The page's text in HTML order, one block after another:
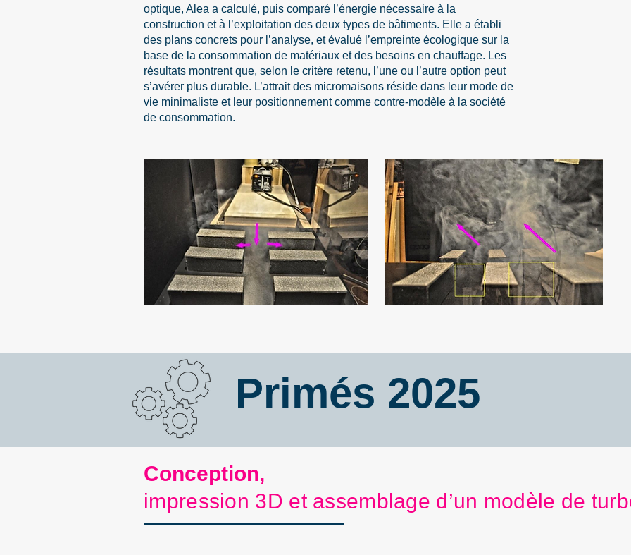
optique, Alea a calculé, puis comparé l’énergie nécessaire à la
construction et à l’exploitation des deux types de bâtiments. Elle a établi
des plans concrets pour l’analyse, et évalué l’empreinte écologique sur la
base de la consommation de matériaux et des besoins en chauffage. Les
résultats montrent que, selon le critère retenu, l’une ou l’autre option peut
s’avérer plus durable. L’attrait des micromaisons réside dans leur mode de
vie minimaliste et leur positionnement comme contre-modèle à la société
de consommation.
Conception,
impression 3D et assemblage d’un modèle de
Primés 2025